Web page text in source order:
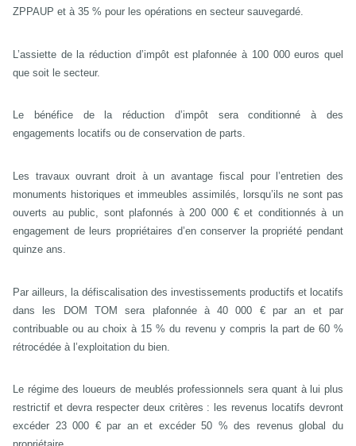
ZPPAUP et à 35 % pour les opérations en secteur sauvegardé.
L’assiette de la réduction d’impôt est plafonnée à 100 000 euros quel
que soit le secteur.
Le bénéfice de la réduction d’impôt sera conditionné à des
engagements locatifs ou de conservation de parts.
Les travaux ouvrant droit à un avantage fiscal pour l’entretien des
monuments historiques et immeubles assimilés, lorsqu’ils ne sont pas
ouverts au public, sont plafonnés à 200 000 € et conditionnés à un
engagement de leurs propriétaires d’en conserver la propriété pendant
quinze ans.
Par ailleurs, la défiscalisation des investissements productifs et locatifs
dans les DOM TOM sera plafonnée à 40 000 € par an et par
contribuable ou au choix à 15 % du revenu y compris la part de 60 %
rétrocédée à l’exploitation du bien.
Le régime des loueurs de meublés professionnels sera quant à lui plus
restrictif et devra respecter deux critères : les revenus locatifs devront
excéder 23 000 € par an et excéder 50 % des revenus global du